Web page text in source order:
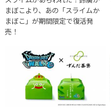
まぼこより、あの「スライムか
まぼこ」が期間限定で復活発
売！